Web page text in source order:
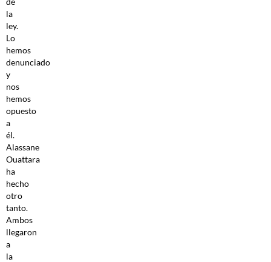
la
ley.
Lo
hemos
denunciado
y
nos
hemos
opuesto
a
él.
Alassane
Ouattara
ha
hecho
otro
tanto.
Ambos
llegaron
a
la